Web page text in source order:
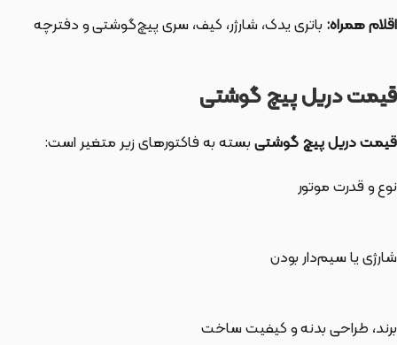
اقلام همراه: باتری یدک، شارژر، کیف، سری پیچ‌گوشتی و دفترچه
قیمت دریل پیچ گوشتی
قیمت دریل پیچ گوشتیبسته به فاکتورهای زیر متغیر است:
نوع و قدرت موتور
شارژی یا سیم‌دار بودن
برند، طراحی بدنه و کیفیت ساخت